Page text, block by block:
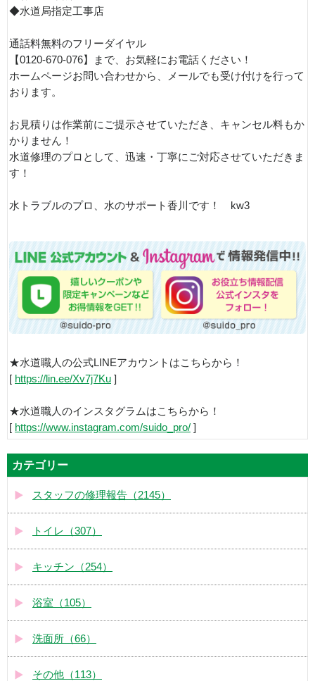
◆水道局指定工事店
通話料無料のフリーダイヤル
【0120-670-076】まで、お気軽にお電話ください！
ホームページお問い合わせから、メールでも受け付けを行って
おります。
お見積りは作業前にご提示させていただき、キャンセル料もか
かりません！
水道修理のプロとして、迅速・丁寧にご対応させていただきま
す！
水トラブルのプロ、水のサポート香川です！ kw3
★水道職人の公式LINEアカウントはこちらから！
[ https://lin.ee/Xv7j7Ku ]
★水道職人のインスタグラムはこちらから！
[ https://www.instagram.com/suido_pro/ ]
カテゴリー
スタッフの修理報告（2145）
トイレ（307）
キッチン（254）
浴室（105）
洗面所（66）
その他（113）